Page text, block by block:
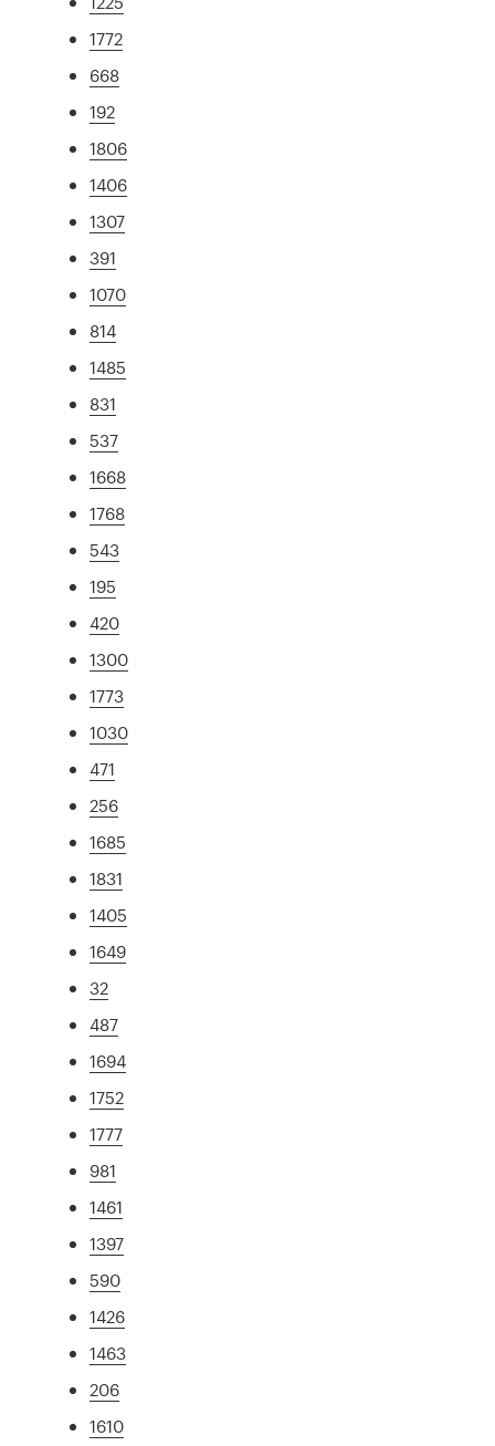
1772
668
192
1806
1406
1307
391
1070
814
1485
831
537
1668
1768
543
195
420
1300
1773
1030
471
256
1685
1831
1405
1649
32
487
1694
1752
1777
981
1461
1397
590
1426
1463
206
1610